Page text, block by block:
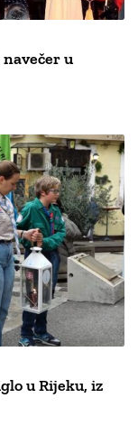
navečer u
u Rijeku, iz